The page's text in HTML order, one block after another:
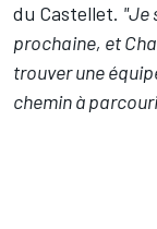
du Castellet. "Je
prochaine, et
trouver une
chemin à